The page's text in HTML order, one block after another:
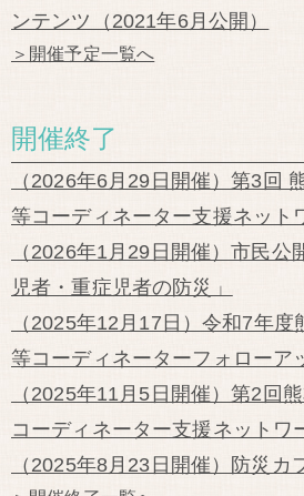
ンテンツ（2021年6月公開）
＞開催予定一覧へ
開催終了
（2026年6月29日開催）第3回
等コーディネーター支援ネット
（2026年1月29日開催）市民公
児者・重症児者の防災」
（2025年12月17日）令和7年度
等コーディネーターフォローア
（2025年11月5日開催）第2回
コーディネーター支援ネットワ
（2025年8月23日開催）防災カ